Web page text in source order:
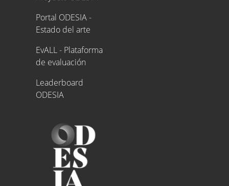
Portal ODESIA -
Estado del arte
EvALL - Plataforma
de evaluación
Leaderboard
ODESIA